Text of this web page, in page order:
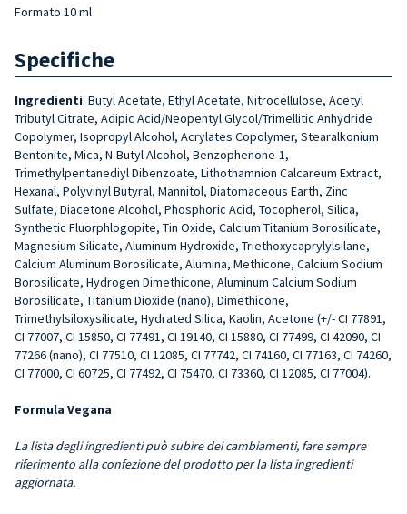
Formato 10 ml
Specifiche
Ingredienti: Butyl Acetate, Ethyl Acetate, Nitrocellulose, Acetyl
Tributyl Citrate, Adipic Acid/Neopentyl Glycol/Trimellitic Anhydride
Copolymer, Isopropyl Alcohol, Acrylates Copolymer, Stearalkonium
Bentonite, Mica, N-Butyl Alcohol, Benzophenone-1,
Trimethylpentanediyl Dibenzoate, Lithothamnion Calcareum Extract,
Hexanal, Polyvinyl Butyral, Mannitol, Diatomaceous Earth, Zinc
Sulfate, Diacetone Alcohol, Phosphoric Acid, Tocopherol, Silica,
Synthetic Fluorphlogopite, Tin Oxide, Calcium Titanium Borosilicate,
Magnesium Silicate, Aluminum Hydroxide, Triethoxycaprylylsilane,
Calcium Aluminum Borosilicate, Alumina, Methicone, Calcium Sodium
Borosilicate, Hydrogen Dimethicone, Aluminum Calcium Sodium
Borosilicate, Titanium Dioxide (nano), Dimethicone,
Trimethylsiloxysilicate, Hydrated Silica, Kaolin, Acetone (+/- CI 77891,
CI 77007, CI 15850, CI 77491, CI 19140, CI 15880, CI 77499, CI 42090, CI
77266 (nano), CI 77510, CI 12085, CI 77742, CI 74160, CI 77163, CI 74260,
CI 77000, CI 60725, CI 77492, CI 75470, CI 73360, CI 12085, CI 77004).
Formula Vegana
La lista degli ingredienti può subire dei cambiamenti, fare sempre
riferimento alla confezione del prodotto per la lista ingredienti
aggiornata.